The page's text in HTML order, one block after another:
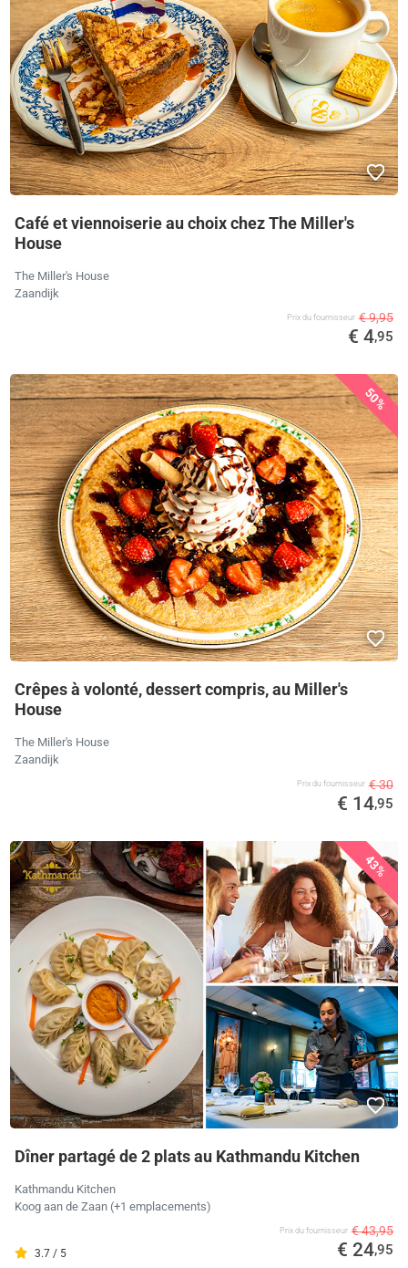
Café et viennoiserie au choix chez The Miller's
House
The Miller's House
Zaandijk
Prix ​​du fournisseur € 9,95
€ 4,95
50%
Crêpes à volonté, dessert compris, au Miller's
House
The Miller's House
Zaandijk
Prix ​​du fournisseur € 30
€ 14,95
43%
Dîner partagé de 2 plats au Kathmandu Kitchen
Kathmandu Kitchen
Koog aan de Zaan (+1 emplacements)
3.7 / 5
Prix ​​du fournisseur € 43,95
€ 24,95